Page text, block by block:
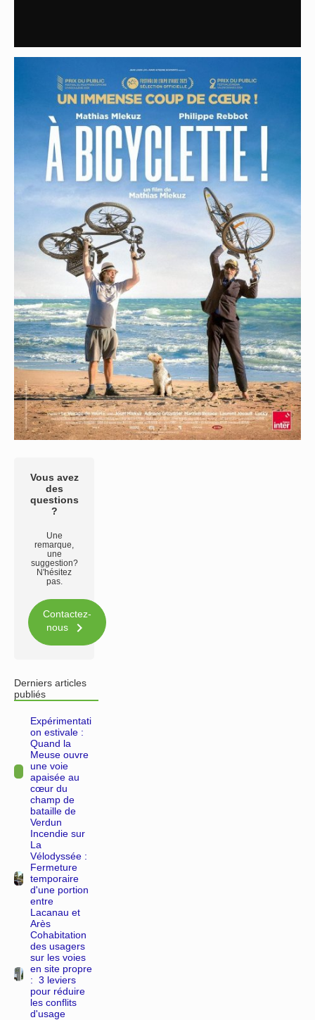
Vous avez
des
questions
?
Une
remarque,
une
suggestion?
N'hésitez
pas.
Contactez-
nous

Derniers articles
publiés
Expérimentati
on estivale :
Quand la
Meuse ouvre
une voie
apaisée au
cœur du
champ de
bataille de
Verdun
Incendie sur
La
Vélodyssée :
Fermeture
temporaire
d'une portion
entre
Lacanau et
Arès
Cohabitation
des usagers
sur les voies
en site propre
: 3 leviers
pour réduire
les conflits
d'usage